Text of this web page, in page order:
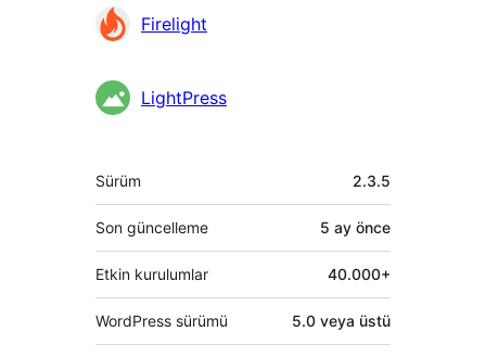
KatkıdaFirelight
LightPress
Meta
Sürüm 2.3.5
Son güncelleme 5 ay önce
Etkin kurulumlar 40.000+
WordPress sürümü 5.0 veya üstü